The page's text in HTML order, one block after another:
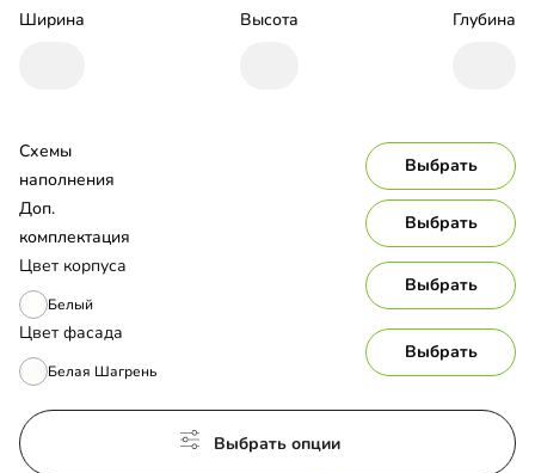
Ширина Высота Глубина
Цвет корпуса
Белый
Выбрать
Цвет фасада
Белая Шагрень
Выбрать
Схемы
наполнения
Выбрать
Доп.
комплектация
Выбрать
Выбрать опции